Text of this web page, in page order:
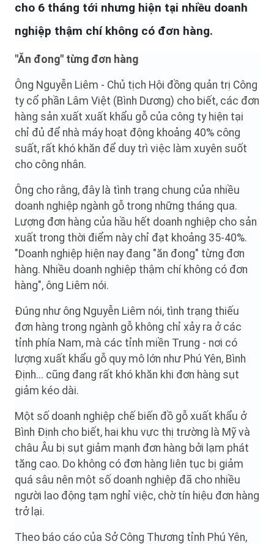
cho 6 tháng tới nhưng hiện tại nhiều doanh
nghiệp thậm chí không có đơn hàng.
"Ăn đong" từng đơn hàng
Ông Nguyễn Liêm - Chủ tịch Hội đồng quản trị Công
ty cổ phần Lâm Việt (Bình Dương) cho biết, các đơn
hàng sản xuất xuất khẩu gỗ của công ty hiện tại
chỉ đủ để nhà máy hoạt động khoảng 40% công
suất, rất khó khăn để duy trì việc làm xuyên suốt
cho công nhân.
Ông cho rằng, đây là tình trạng chung của nhiều
doanh nghiệp ngành gỗ trong những tháng qua.
Lượng đơn hàng của hầu hết doanh nghiệp cho sản
xuất trong thời điểm này chỉ đạt khoảng 35-40%.
"Doanh nghiệp hiện nay đang "ăn đong" từng đơn
hàng. Nhiều doanh nghiệp thậm chí không có đơn
hàng", ông Liêm nói.
Đúng như ông Nguyễn Liêm nói, tình trạng thiếu
đơn hàng trong ngành gỗ không chỉ xảy ra ở các
tỉnh phía Nam, mà các tỉnh miền Trung - nơi có
lượng xuất khẩu gỗ quy mô lớn như Phú Yên, Bình
Định... cũng đang rất khó khăn khi đơn hàng sụt
giảm kéo dài.
Một số doanh nghiệp chế biến đồ gỗ xuất khẩu ở
Bình Định cho biết, hai khu vực thị trường là Mỹ và
châu Âu bị sụt giảm mạnh đơn hàng bởi lạm phát
tăng cao. Do không có đơn hàng liên tục bị giảm
quá sâu nên một số doanh nghiệp đã cho nhiều
người lao động tạm nghỉ việc, chờ tín hiệu đơn hàng
trở lại.
Theo báo cáo của Sở Công Thương tỉnh Phú Yên,